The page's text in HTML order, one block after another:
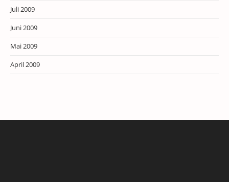
Juli 2009
Juni 2009
Mai 2009
April 2009